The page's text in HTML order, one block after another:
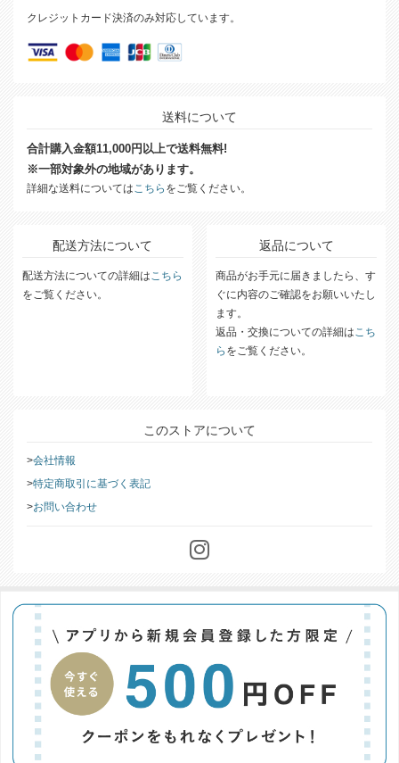
クレジットカード決済のみ対応しています。
送料について
合計購入金額11,000円以上で送料無料!
※一部対象外の地域があります。
詳細な送料については こちら をご覧ください。
配送方法について
配送方法についての詳細は こちら
をご覧ください。
返品について
商品がお手元に届きましたら、す
ぐに内容のご確認をお願いいたし
ます。
返品・交換についての詳細は こち
ら をご覧ください。
このストアについて
会社情報
特定商取引に基づく表記
お問い合わせ